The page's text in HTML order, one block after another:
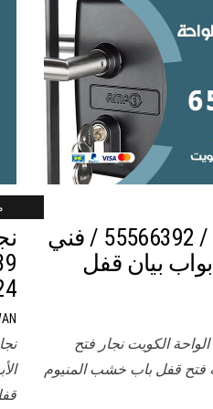
24
فتح اقفال الواحة / 55566392 / فني
بيان قفل
الكويت نجار فتح
فتح قفل باب خشب المنيوم